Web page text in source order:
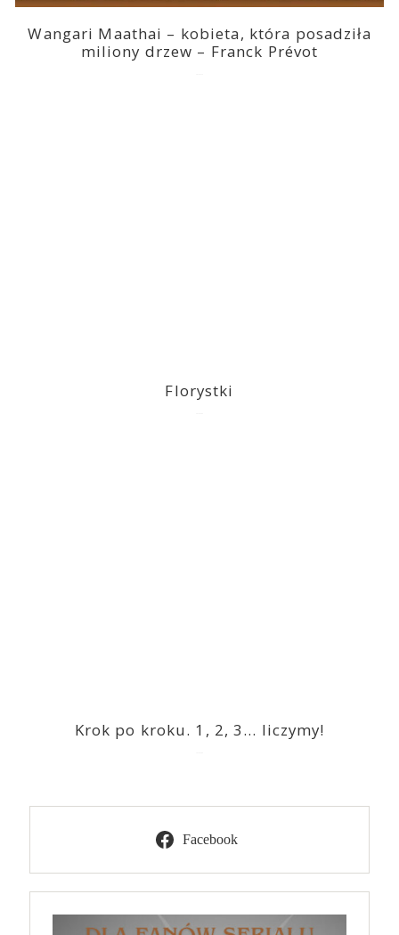
Wangari Maathai – kobieta, która posadziła
miliony drzew – Franck Prévot
Florystki
Krok po kroku. 1, 2, 3… liczymy!
Facebook